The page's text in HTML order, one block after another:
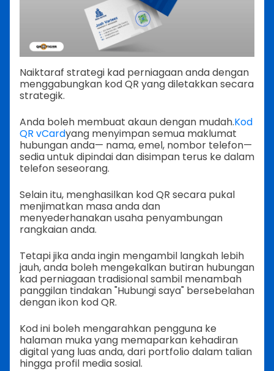
Naiktaraf strategi kad perniagaan anda dengan
menggabungkan kod QR yang diletakkan secara
strategik.
Anda boleh membuat akaun dengan mudah.Kod
QR vCardyang menyimpan semua maklumat
hubungan anda— nama, emel, nombor telefon—
sedia untuk dipindai dan disimpan terus ke dalam
telefon seseorang.
Selain itu, menghasilkan kod QR secara pukal
menjimatkan masa anda dan
menyederhanakan usaha penyambungan
rangkaian anda.
Tetapi jika anda ingin mengambil langkah lebih
jauh, anda boleh mengekalkan butiran hubungan
kad perniagaan tradisional sambil menambah
panggilan tindakan "Hubungi saya" bersebelahan
dengan ikon kod QR.
Kod ini boleh mengarahkan pengguna ke
halaman muka yang memaparkan kehadiran
digital yang luas anda, dari portfolio dalam talian
hingga profil media sosial.